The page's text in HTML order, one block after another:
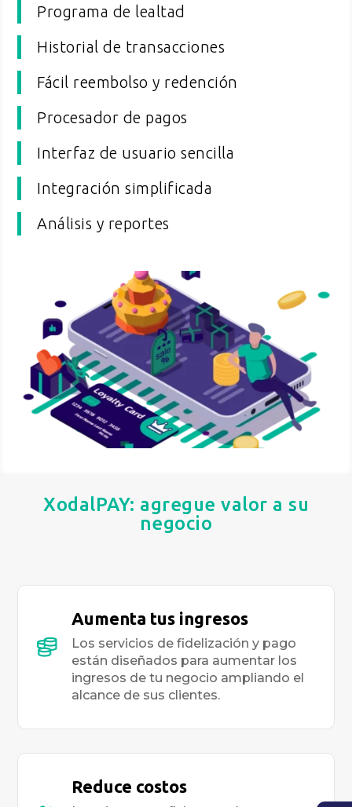
Programa de lealtad
Historial de transacciones
Fácil reembolso y redención
Procesador de pagos
Interfaz de usuario sencilla
Integración simplificada
Análisis y reportes
XodalPAY: agregue valor a su
negocio
Aumenta tus ingresos
Los servicios de fidelización y pago
están diseñados para aumentar los
ingresos de tu negocio ampliando el
alcance de sus clientes.
Reduce costos